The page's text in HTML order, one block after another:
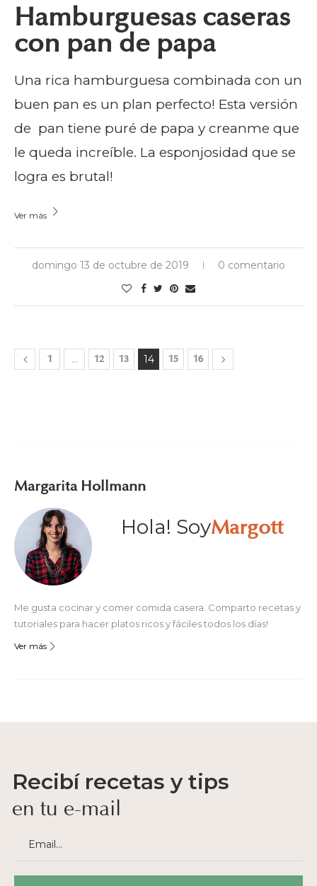
Hamburguesas caseras
con pan de papa
Una rica hamburguesa combinada con un
buen pan es un plan perfecto! Esta versión
de pan tiene puré de papa y creanme que
le queda increíble. La esponjosidad que se
logra es brutal!
Ver más
domingo 13 de octubre de 2019 0 comentario
1 … 12 13 14 15 16
Margarita Hollmann
Hola! SoyMargott
Me gusta cocinar y comer comida casera. Comparto recetas y
tutoriales para hacer platos ricos y fáciles todos los días!
Ver más
Recibí recetas y tips